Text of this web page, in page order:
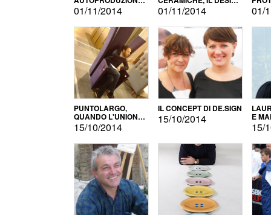
E INNOVAZIONE
01/11/2014 E L'AUTOPRODUZIONE
01/11/2014 01/
PUNTOLARGO,
QUANDO L'UNIONE
FA LA FORZA E
VINCE
15/10/2014
IL CONCEPT DI DE.SIGN
15/10/2014 E
15/